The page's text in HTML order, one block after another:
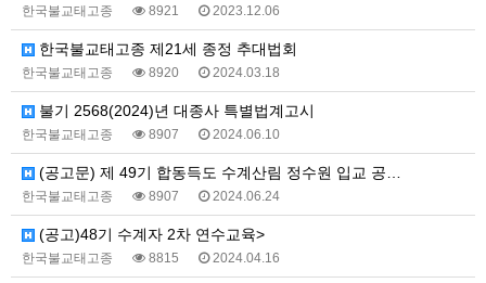
한국불교태고종 8921 2023.12.06
한국불교태고종 제21세 종정 추대법회
한국불교태고종 8920 2024.03.18
불기 2568(2024)년 대종사 특별법계고시
한국불교태고종 8907 2024.06.10
(공고문) 제 49기 합동득도 수계산림 정수원 입교 공…
한국불교태고종 8907 2024.06.24
(공고)48기 수계자 2차 연수교육>
한국불교태고종 8815 2024.04.16